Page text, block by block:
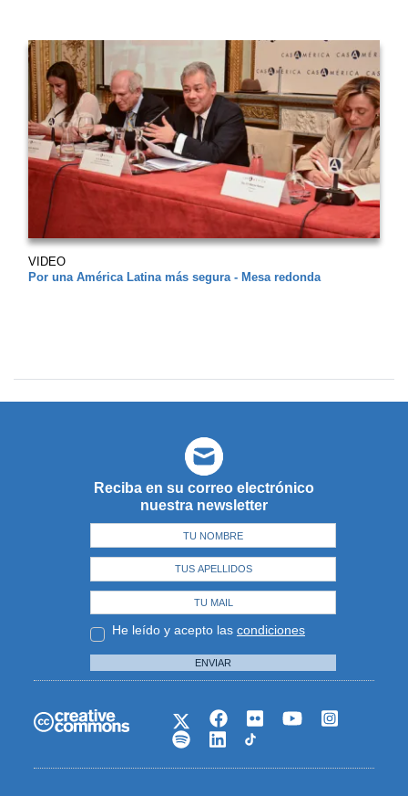
VIDEO
Por una América Latina más segura - Mesa redonda
Reciba en su correo electrónico
nuestra newsletter
He leído y acepto las condiciones
ENVIAR